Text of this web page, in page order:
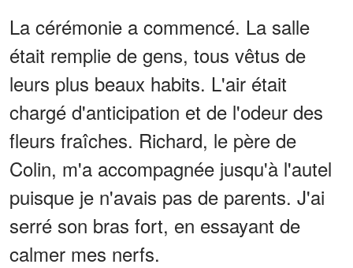
La cérémonie a commencé. La salle
était remplie de gens, tous vêtus de
leurs plus beaux habits. L'air était
chargé d'anticipation et de l'odeur des
fleurs fraîches. Richard, le père de
Colin, m'a accompagnée jusqu'à l'autel
puisque je n'avais pas de parents. J'ai
serré son bras fort, en essayant de
calmer mes nerfs.